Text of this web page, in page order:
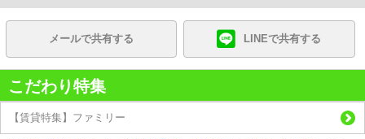
メールで共有する LINEで共有する
こだわり特集
【賃貸特集】ファミリー